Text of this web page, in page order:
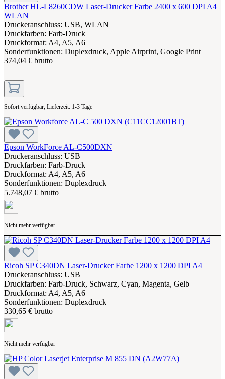
Brother HL-L8260CDW Laser-Drucker Farbe 2400 x 600 DPI A4
WLAN
Druckeranschluss: USB, WLAN
Druckfarben: Farb-Druck
Druckformat: A4, A5, A6
Sonderfunktionen: Duplexdruck, Apple Airprint, Google Print
374,04 € brutto
Sofort verfügbar, Lieferzeit: 1-3 Tage
Epson WorkForce AL-C500DXN
Druckeranschluss: USB
Druckfarben: Farb-Druck
Druckformat: A4, A5, A6
Sonderfunktionen: Duplexdruck
5.748,07 € brutto
Nicht mehr verfügbar
Ricoh SP C340DN Laser-Drucker Farbe 1200 x 1200 DPI A4
Druckeranschluss: USB
Druckfarben: Farb-Druck, Schwarz, Cyan, Magenta, Gelb
Druckformat: A4, A5, A6
Sonderfunktionen: Duplexdruck
330,65 € brutto
Nicht mehr verfügbar